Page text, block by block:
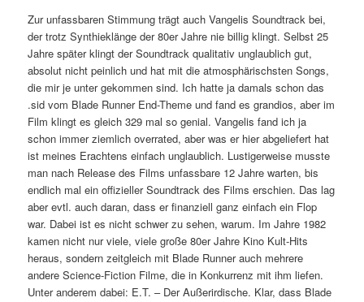
Zur unfassbaren Stimmung trägt auch Vangelis Soundtrack bei,
der trotz Synthieklänge der 80er Jahre nie billig klingt. Selbst 25
Jahre später klingt der Soundtrack qualitativ unglaublich gut,
absolut nicht peinlich und hat mit die atmosphärischsten Songs,
die mir je unter gekommen sind. Ich hatte ja damals schon das
.sid vom Blade Runner End-Theme und fand es grandios, aber im
Film klingt es gleich 329 mal so genial. Vangelis fand ich ja
schon immer ziemlich overrated, aber was er hier abgeliefert hat
ist meines Erachtens einfach unglaublich. Lustigerweise musste
man nach Release des Films unfassbare 12 Jahre warten, bis
endlich mal ein offizieller Soundtrack des Films erschien. Das lag
aber evtl. auch daran, dass er finanziell ganz einfach ein Flop
war. Dabei ist es nicht schwer zu sehen, warum. Im Jahre 1982
kamen nicht nur viele, viele große 80er Jahre Kino Kult-Hits
heraus, sondern zeitgleich mit Blade Runner auch mehrere
andere Science-Fiction Filme, die in Konkurrenz mit ihm liefen.
Unter anderem dabei: E.T. – Der Außerirdische. Klar, dass Blade